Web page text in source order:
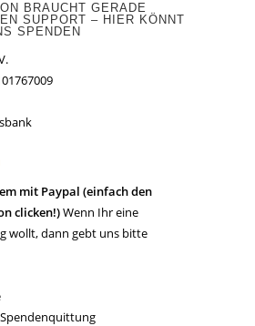
BRAUCHT GERADE
SUPPORT – HIER KÖNNT
SPENDEN
mit Paypal (einfach den
clicken!)Wenn Ihr eine
wollt, dann gebt uns bitte